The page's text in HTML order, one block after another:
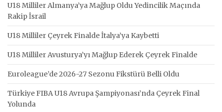
U18 Milliler Almanya’ya Mağlup Oldu Yedincilik Maçında
Rakip İsrail
U18 Milliler Çeyrek Finalde İtalya’ya Kaybetti
U18 Milliler Avusturya’yı Mağlup Ederek Çeyrek Finalde
Euroleague’de 2026-27 Sezonu Fikstürü Belli Oldu
Türkiye FIBA U18 Avrupa Şampiyonası’nda Çeyrek Final
Yolunda